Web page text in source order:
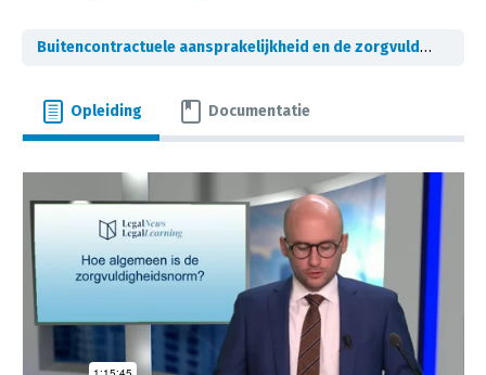
Buitencontractuele aansprakelijkheid en de zorgvuldigheidsnorm
Opleiding Documentatie